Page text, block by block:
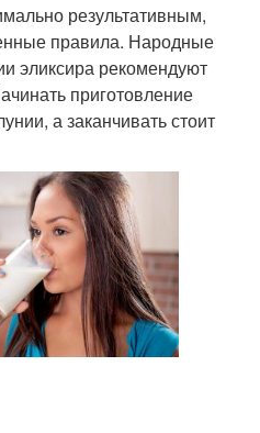
результативным,
правила. Народные
эликсира рекомендуют
приготовление
а заканчивать стоит